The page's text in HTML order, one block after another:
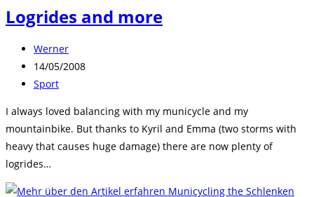
Logrides and more
Beitrags-
Autor:
Werner
Beitrag
veröffentlicht:
14/05/2008
Beitrags-
Sport
I always loved balancing with my municycle and my
mountainbike. But thanks to Kyril and Emma (two storms with
heavy that causes huge damage) there are now plenty of
logrides…